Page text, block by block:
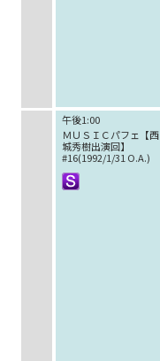
午後1:00
ＭＵＳＩＣパフェ【西
城秀樹出演回】
#16(1992/1/31 O.A.)